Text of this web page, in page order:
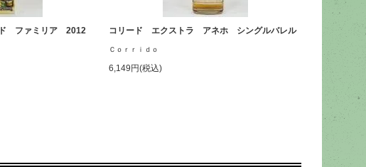
ファミリア 2012 コリード エクストラ アネホ シングルバレル
Ｃｏｒｒｉｄｏ
6,149円(税込)